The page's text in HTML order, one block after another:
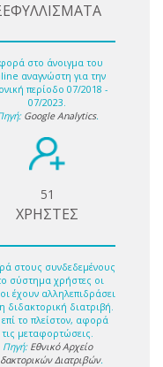
στο άνοιγμα του
αναγνώστη για την
περίοδο 07/2018 -
07/2023.
Google Analytics.
51
ΧΡΗΣΤΕΣ
στους συνδεδεμένους
σύστημα χρήστες οι
έχουν αλληλεπιδράσει
διδακτορική διατριβή.
το πλείστον, αφορά
τις μεταφορτώσεις.
Πηγή: Εθνικό Αρχείο
Διατριβών.